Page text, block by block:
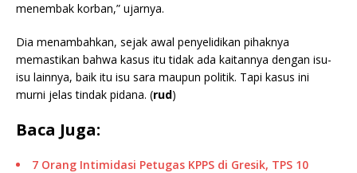
menembak korban,” ujarnya.
Dia menambahkan, sejak awal penyelidikan pihaknya
memastikan bahwa kasus itu tidak ada kaitannya dengan isu-
isu lainnya, baik itu isu sara maupun politik. Tapi kasus ini
murni jelas tindak pidana. (rud)
Baca Juga:
7 Orang Intimidasi Petugas KPPS di Gresik, TPS 10